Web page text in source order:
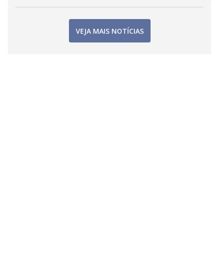
VEJA MAIS NOTÍCIAS